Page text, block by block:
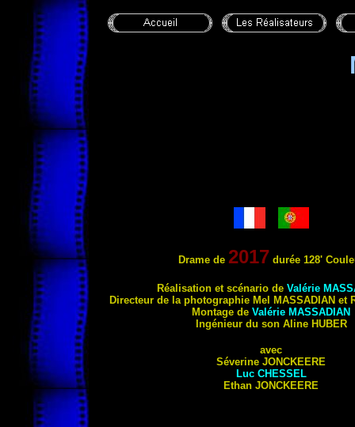
Drame de 2017 durée 128'
Réalisation et scénario de Valérie
Directeur de la photographie Mel
MASSADIAN et
Montage de Valérie MASSADIAN
Ingénieur du son Aline HUBER
avec
Séverine JONCKEERE
Luc CHESSEL
Ethan JONCKEERE